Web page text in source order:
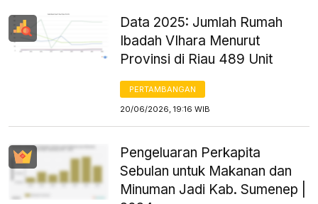
Data 2025: Jumlah Rumah
Ibadah VIhara Menurut
Provinsi di Riau 489 Unit
PERTAMBANGAN
20/06/2026, 19:16 WIB
Pengeluaran Perkapita
Sebulan untuk Makanan dan
Minuman Jadi Kab. Sumenep |